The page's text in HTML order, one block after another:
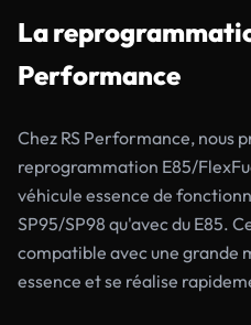
La
Performance
Chez RS Performance, nous
reprogrammation E85/
véhicule essence de
SP95/SP98 qu'avec du E85.
compatible avec une grande
essence et se réalise